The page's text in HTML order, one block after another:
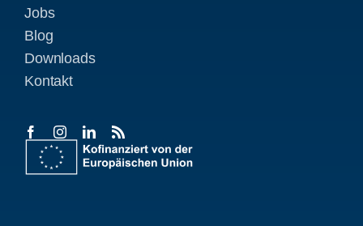
Jobs
Blog
Downloads
Kontakt